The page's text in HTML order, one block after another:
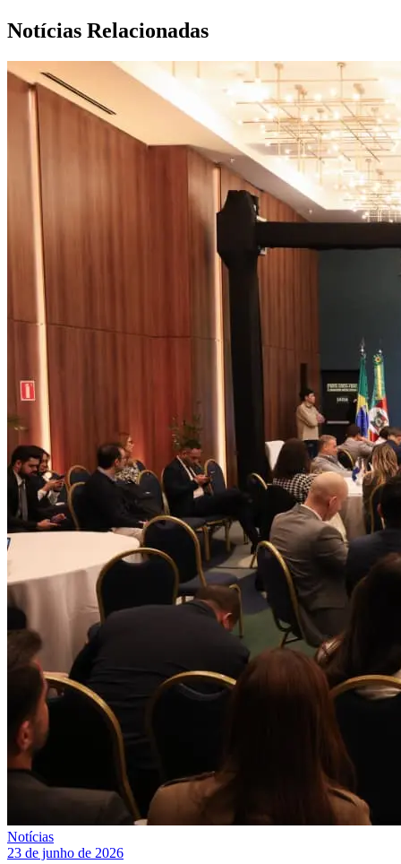
Notícias Relacionadas
Notícias
23 de junho de 2026